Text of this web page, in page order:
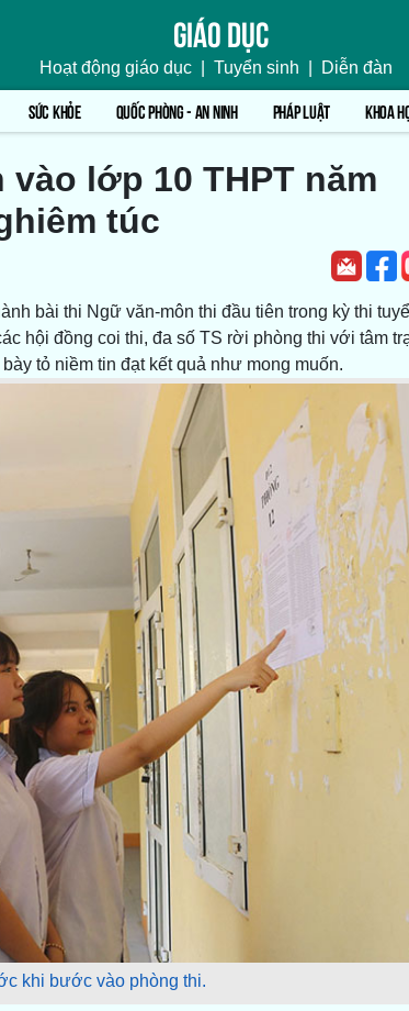
Giáo dục
Hoạt động giáo dục Tuyển sinh Diễn đàn
SỨC KHỎE QUỐC PHÒNG - AN NINH PHÁP LUẬT KHOA
lớp 10 THPT năm
túc
bài thi Ngữ văn-môn thi đầu tiên trong kỳ thi
hội đồng coi thi, đa số TS rời phòng thi với tâm
tỏ niềm tin đạt kết quả như mong muốn.
khi bước vào phòng thi.